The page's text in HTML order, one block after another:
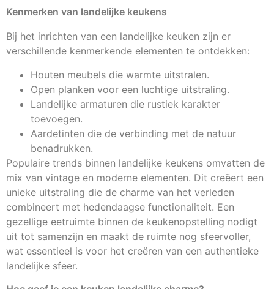
Kenmerken van landelijke keukens
Bij het inrichten van een landelijke keuken zijn er
verschillende kenmerkende elementen te ontdekken:
Houten meubels die warmte uitstralen.
Open planken voor een luchtige uitstraling.
Landelijke armaturen die rustiek karakter
toevoegen.
Aardetinten die de verbinding met de natuur
benadrukken.
Populaire trends binnen landelijke keukens omvatten de
mix van vintage en moderne elementen. Dit creëert een
unieke uitstraling die de charme van het verleden
combineert met hedendaagse functionaliteit. Een
gezellige eetruimte binnen de keukenopstelling nodigt
uit tot samenzijn en maakt de ruimte nog sfeervoller,
wat essentieel is voor het creëren van een authentieke
landelijke sfeer.